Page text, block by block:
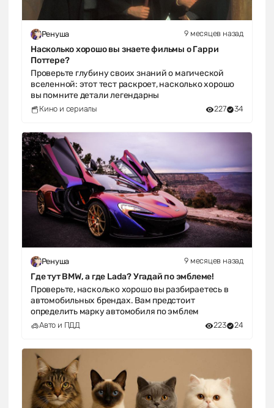
Ренуша 9 месяцев назад
Насколько хорошо вы знаете фильмы о Гарри
Поттере?
Проверьте глубину своих знаний о магической
вселенной: этот тест раскроет, насколько хорошо
вы помните детали легендарны
Кино и сериалы 227 34
Ренуша 9 месяцев назад
Где тут BMW, а где Lada? Угадай по эмблеме!
Проверьте, насколько хорошо вы разбираетесь в
автомобильных брендах. Вам предстоит
определить марку автомобиля по эмблем
Авто и ПДД 223 24